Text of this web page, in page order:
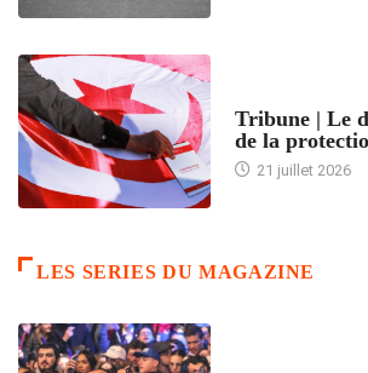
Tribune | Le
de la
21 juillet 2026
LES SERIES DU MAGAZINE